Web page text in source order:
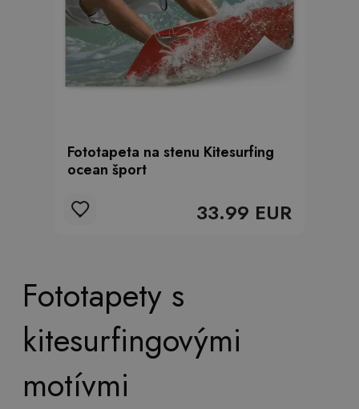
Fototapeta na stenu Kitesurfing
ocean šport
33.99 EUR
Fototapety s
kitesurfingovými
motívmi